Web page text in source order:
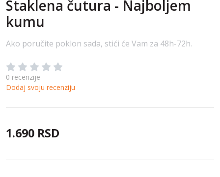
Staklena čutura - Najboljem
kumu
Ako poručite poklon sada, stići će Vam za 48h-72h.
0 recenzije
Dodaj svoju recenziju
1.690 RSD